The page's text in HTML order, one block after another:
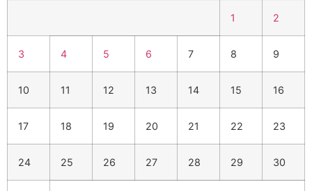
1 2
3 4 5 6 7 8 9
10 11 12 13 14 15 16
17 18 19 20 21 22 23
24 25 26 27 28 29 30